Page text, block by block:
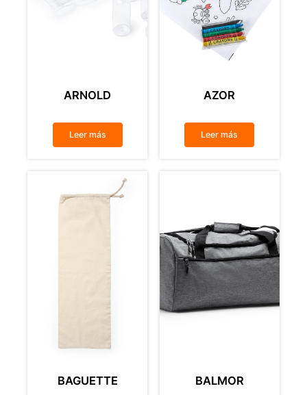
ARNOLD
Leer más
AZOR
Leer más
BAGUETTE BALMOR